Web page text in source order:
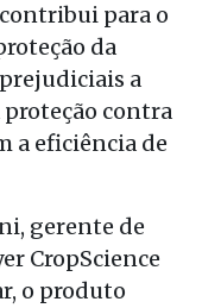
para o
da
a
proteção contra
a eficiência de
gerente de
CropScience
o produto